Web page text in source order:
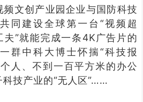
频文创产业园企业与国防科技
同建设全球第一台“视频超
夫”就能完成一条4K广告片的
群中科大博士怀揣“科技报
人、不到一百平方米的办公
技产业的“无人区”……